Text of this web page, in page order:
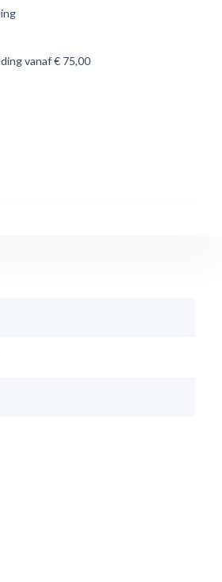
vanaf € 75,00